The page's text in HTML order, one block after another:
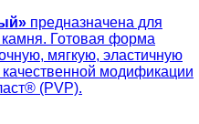
» предназначена для
камня. Готовая форма
мягкую, эластичную
модификации
(PVP).